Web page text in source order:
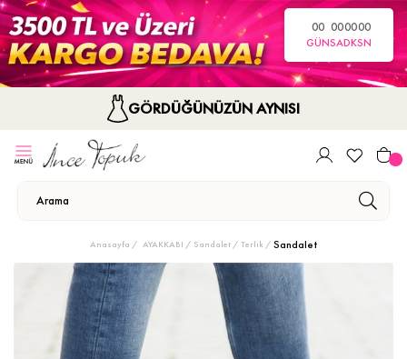
00
GÜN
00
SA
00
DK
00
SN
GÖRDÜĞÜNÜZÜN AYNISI
Anasayfa AYAKKABI Sandalet / Terlik Sandalet